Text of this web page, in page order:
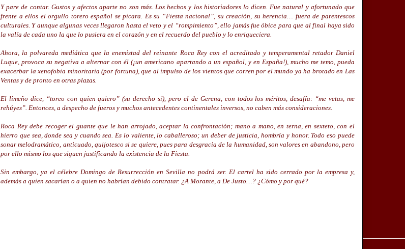
Y pare de contar. Gustos y afectos aparte no son más. Los hechos y los historiadores lo dicen. Fue natural y afortunado que
frente a ellos el orgullo torero español se picara. Es su “Fiesta nacional”, su creación, su herencia… fuera de parentescos
culturales. Y aunque algunas veces llegaron hasta el veto y el “rompimiento”, ello jamás fue óbice para que al final haya sido
la valía de cada uno la que lo pusiera en el corazón y en el recuerdo del pueblo y lo enriqueciera.
Ahora, la polvareda mediática que la enemistad del reinante Roca Rey con el acreditado y temperamental retador Daniel
Luque, provoca su negativa a alternar con él (¡un americano apartando a un español, y en España!), mucho me temo, pueda
exacerbar la xenofobia minoritaria (por fortuna), que al impulso de los vientos que corren por el mundo ya ha brotado en Las
Ventas y de pronto en otras plazas.
El limeño dice, “toreo con quien quiero” (su derecho sí), pero el de Gerena, con todos los méritos, desafía: “me vetas, me
rehúyes”. Entonces, a despecho de fueros y muchos antecedentes continentales inversos, no caben más consideraciones.
Roca Rey debe recoger el guante que le han arrojado, aceptar la confrontación; mano a mano, en terna, en sexteto, con el
hierro que sea, donde sea y cuando sea. Es lo valiente, lo caballeroso; un deber de justicia, hombría y honor. Todo eso puede
sonar melodramático, anticuado, quijotesco si se quiere, pues para desgracia de la humanidad, son valores en abandono, pero
por ello mismo los que siguen justificando la existencia de la Fiesta.
Sin embargo, ya el célebre Domingo de Resurrección en Sevilla no podrá ser. El cartel ha sido cerrado por la empresa y,
además a quien sacarían o a quien no habrían debido contratar. ¿A Morante, a De Justo…? ¿Cómo y por qué?